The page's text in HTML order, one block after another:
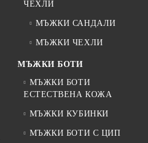
ЧЕХЛИ
МЪЖКИ САНДАЛИ
МЪЖКИ ЧЕХЛИ
МЪЖКИ БОТИ
МЪЖКИ БОТИ
ЕСТЕСТВЕНА КОЖА
МЪЖКИ КУБИНКИ
МЪЖКИ БОТИ С ЦИП